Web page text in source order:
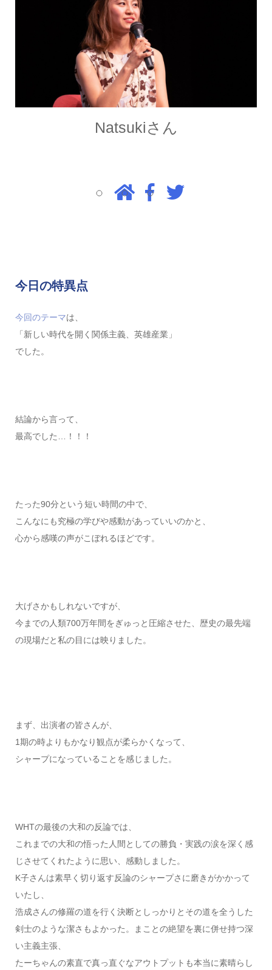
Natsukiさん
今日の特異点
今回のテーマは、
「新しい時代を開く関係主義、英雄産業」
でした。
結論から言って、
最高でした…！！！
たった90分という短い時間の中で、
こんなにも究極の学びや感動があっていいのかと、
心から感嘆の声がこぼれるほどです。
大げさかもしれないですが、
今までの人類700万年間をぎゅっと圧縮させた、歴史の最先端
の現場だと私の目には映りました。
まず、出演者の皆さんが、
1期の時よりもかなり観点が柔らかくなって、
シャープになっていることを感じました。
WHTの最後の大和の反論では、
これまでの大和の悟った人間としての勝負・実践の涙を深く感
じさせてくれたように思い、感動しました。
K子さんは素早く切り返す反論のシャープさに磨きがかかって
いたし、
浩成さんの修羅の道を行く決断としっかりとその道を全うした
剣士のような潔さもよかった。まことの絶望を裏に併せ持つ深
い主義主張、
たーちゃんの素直で真っ直ぐなアウトプットも本当に素晴らし